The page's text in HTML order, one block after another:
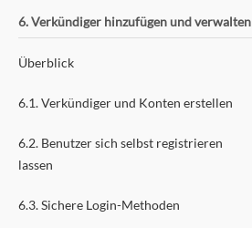
6. Verkündiger hinzufügen und verwalten
Überblick
6.1. Verkündiger und Konten erstellen
6.2. Benutzer sich selbst registrieren
lassen
6.3. Sichere Login-Methoden